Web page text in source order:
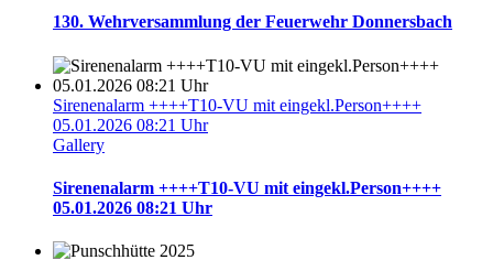
130. Wehrversammlung der Feuerwehr Donnersbach
Sirenenalarm ++++T10-VU mit eingekl.Person++++
05.01.2026 08:21 Uhr
Gallery
Sirenenalarm ++++T10-VU mit eingekl.Person++++
05.01.2026 08:21 Uhr